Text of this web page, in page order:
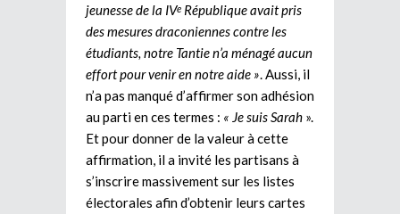
jeunesse de la IVe République avait pris
des mesures draconiennes contre les
étudiants, notre Tantie n’a ménagé aucun
effort pour venir en notre aide » . Aussi, il
n’a pas manqué d’affirmer son adhésion
au parti en ces termes : « Je suis Sarah ».
Et pour donner de la valeur à cette
affirmation, il a invité les partisans à
s’inscrire massivement sur les listes
électorales afin d’obtenir leurs cartes